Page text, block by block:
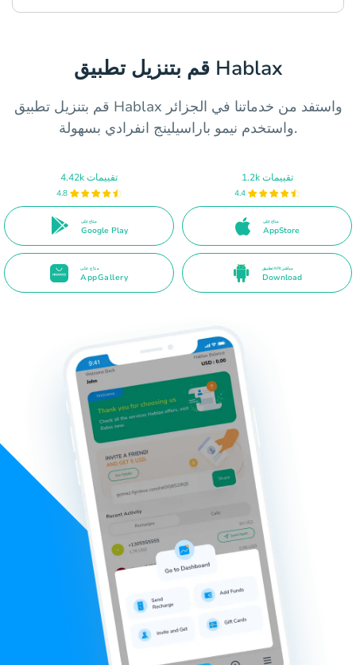
قم بتنزيل تطبيق Hablax
قم بتنزيل تطبيق Hablax واستفد من خدماتنا في الجزائر
واستخدم نيمو باراسيلينج انفرادي بسهولة.
4.42k تقييمات
4.8
متاح على
Google Play
1.2k تقييمات
4.4
متاح على
AppStore
متاح على
AppGallery
تطبيق APK مباشر
Download